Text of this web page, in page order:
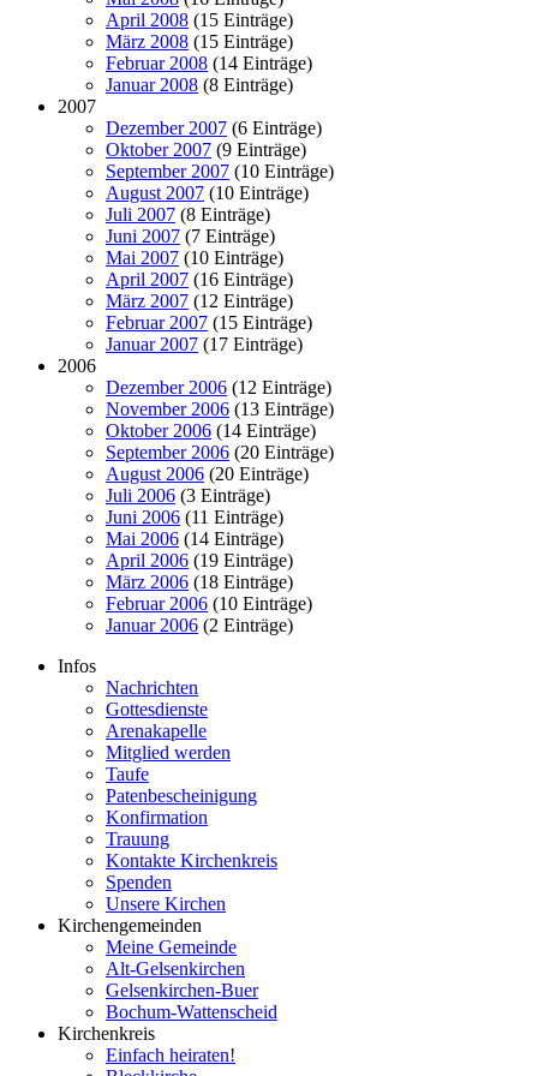
April 2008 (15 Einträge)
März 2008 (15 Einträge)
Februar 2008 (14 Einträge)
Januar 2008 (8 Einträge)
2007
Dezember 2007 (6 Einträge)
Oktober 2007 (9 Einträge)
September 2007 (10 Einträge)
August 2007 (10 Einträge)
Juli 2007 (8 Einträge)
Juni 2007 (7 Einträge)
Mai 2007 (10 Einträge)
April 2007 (16 Einträge)
März 2007 (12 Einträge)
Februar 2007 (15 Einträge)
Januar 2007 (17 Einträge)
2006
Dezember 2006 (12 Einträge)
November 2006 (13 Einträge)
Oktober 2006 (14 Einträge)
September 2006 (20 Einträge)
August 2006 (20 Einträge)
Juli 2006 (3 Einträge)
Juni 2006 (11 Einträge)
Mai 2006 (14 Einträge)
April 2006 (19 Einträge)
März 2006 (18 Einträge)
Februar 2006 (10 Einträge)
Januar 2006 (2 Einträge)
Infos
Nachrichten
Gottesdienste
Arenakapelle
Mitglied werden
Taufe
Patenbescheinigung
Konfirmation
Trauung
Kontakte Kirchenkreis
Spenden
Unsere Kirchen
Kirchengemeinden
Meine Gemeinde
Alt-Gelsenkirchen
Gelsenkirchen-Buer
Bochum-Wattenscheid
Kirchenkreis
Einfach heiraten!